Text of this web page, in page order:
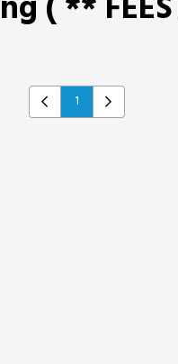
Previous
1 Next